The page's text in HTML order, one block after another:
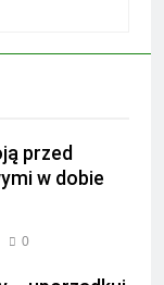
przed
w dobie
0